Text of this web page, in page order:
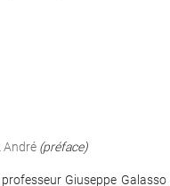
André (préface)
Giuseppe Galasso